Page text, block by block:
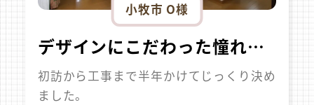
小牧市 O様
デザインにこだわった憧れの全面リフォーム
初訪から工事まで半年かけてじっくり決め
ました。